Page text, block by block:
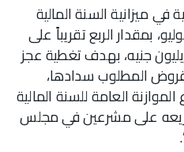
في ميزانية السنة المالية
بمقدار الربع تقريباً على
سنوي إلى نحو 3.6 تريليون جنيه، بهدف تغطية عجز
المطلوب سدادها،
العامة للسنة المالية
توزيعه على مشرعين في مجلس